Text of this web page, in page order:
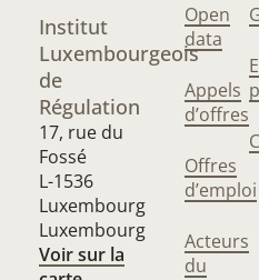
Institut
Luxembourgeois
de
Régulation
17, rue du
Fossé
L-1536
Luxembourg
Luxembourg
Voir sur la
Open
data
Appels
d’offres
Offres
d’emploi
Acteurs
du